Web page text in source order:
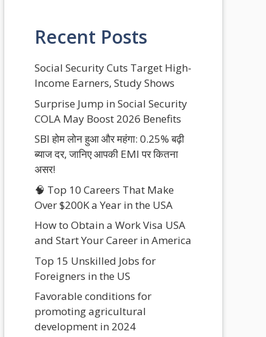
Recent Posts
Social Security Cuts Target High-
Income Earners, Study Shows
Surprise Jump in Social Security
COLA May Boost 2026 Benefits
SBI होम लोन हुआ और महंगा: 0.25% बढ़ी
ब्याज दर, जानिए आपकी EMI पर कितना
असर!
🧠 Top 10 Careers That Make
Over $200K a Year in the USA
How to Obtain a Work Visa USA
and Start Your Career in America
Top 15 Unskilled Jobs for
Foreigners in the US
Favorable conditions for
promoting agricultural
development in 2024